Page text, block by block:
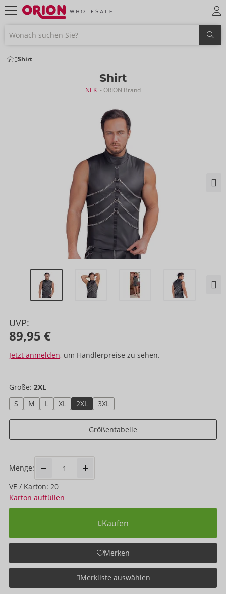
Shirt
Shirt
NEK - ORION Brand
UVP:
89,95 €
Jetzt anmelden, um Händlerpreise zu sehen.
Größe: 2XL
S
M L XL 2XL 3XL
Größentabelle
Menge:
VE / Karton: 20
Karton auffüllen
Kaufen
Merken
Merkliste auswählen